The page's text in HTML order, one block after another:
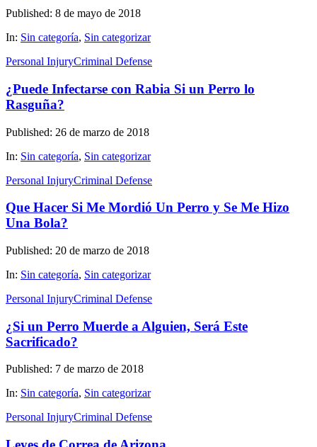
Published: 8 de mayo de 2018
In: Sin categoría, Sin categorizar
Personal InjuryCriminal Defense
¿Puede Infectarse con Rabia Si un Perro lo
Rasguña?
Published: 26 de marzo de 2018
In: Sin categoría, Sin categorizar
Personal InjuryCriminal Defense
Que Hacer Si Me Mordió Un Perro y Se Me Hizo
Una Bola?
Published: 20 de marzo de 2018
In: Sin categoría, Sin categorizar
Personal InjuryCriminal Defense
¿Si un Perro Muerde a Alguien, Será Este
Sacrificado?
Published: 7 de marzo de 2018
In: Sin categoría, Sin categorizar
Personal InjuryCriminal Defense